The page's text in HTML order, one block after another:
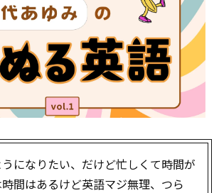
になりたい、だけど忙しくて時間が
間はあるけど英語マジ無理、つら